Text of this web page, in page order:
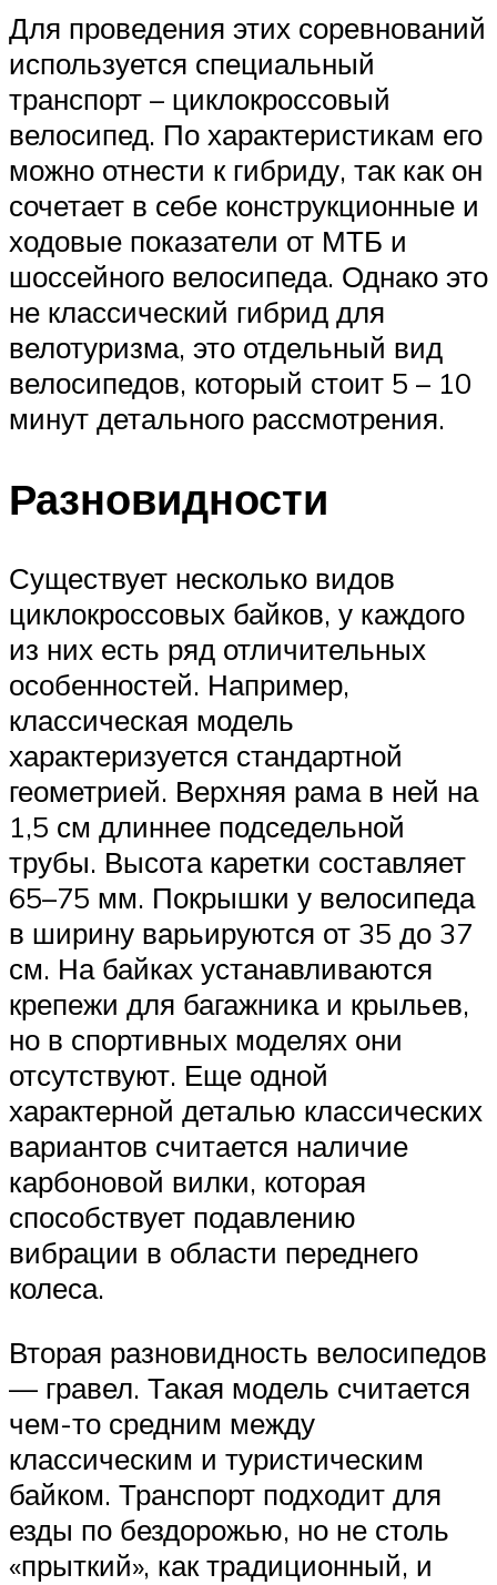
Для проведения этих соревнований
используется специальный
транспорт – циклокроссовый
велосипед. По характеристикам его
можно отнести к гибриду, так как он
сочетает в себе конструкционные и
ходовые показатели от МТБ и
шоссейного велосипеда. Однако это
не классический гибрид для
велотуризма, это отдельный вид
велосипедов, который стоит 5 – 10
минут детального рассмотрения.
Разновидности
Существует несколько видов
циклокроссовых байков, у каждого
из них есть ряд отличительных
особенностей. Например,
классическая модель
характеризуется стандартной
геометрией. Верхняя рама в ней на
1,5 см длиннее подседельной
трубы. Высота каретки составляет
65–75 мм. Покрышки у велосипеда
в ширину варьируются от 35 до 37
см. На байках устанавливаются
крепежи для багажника и крыльев,
но в спортивных моделях они
отсутствуют. Еще одной
характерной деталью классических
вариантов считается наличие
карбоновой вилки, которая
способствует подавлению
вибрации в области переднего
колеса.
Вторая разновидность велосипедов
— гравел. Такая модель считается
чем-то средним между
классическим и туристическим
байком. Транспорт подходит для
езды по бездорожью, но не столь
«прыткий», как традиционный, и